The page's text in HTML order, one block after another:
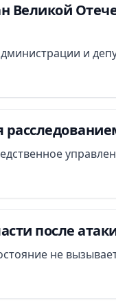
Великой
и
после
не